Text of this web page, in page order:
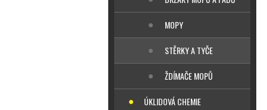
MOPY
STĚRKY A TYČE
ŽDÍMAČE MOPŮ
ÚKLIDOVÁ CHEMIE